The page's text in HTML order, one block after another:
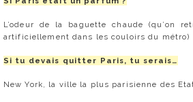
L’odeur de la baguette chaude (qu’on
artificiellement dans les couloirs du métro)
Si tu devais quitter Paris, tu serais…
New York, la ville la plus parisienne des